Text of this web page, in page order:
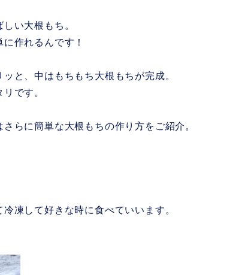
い大根もち。
作れるんです！
と、中はもちもち大根もちが完成。
です。
らに簡単な大根もちの作り方をご紹介。
凍して好きな時に食べていいます。